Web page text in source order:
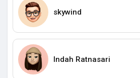
skywind
Indah Ratnasari